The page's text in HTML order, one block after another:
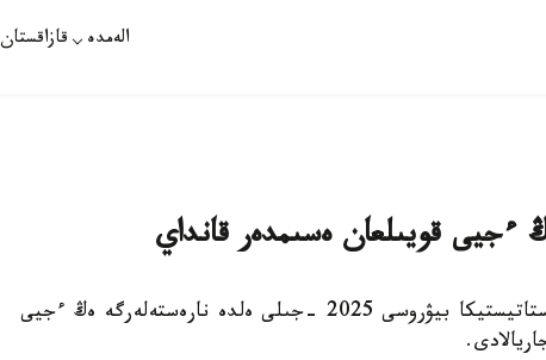
الەمدە قازاقستان
ءجيى قويىلعان ەسىمدەر قانداي
استانا. KAZINFORM - ۇلتتىق ستاتيستيكا بيۋروسى 2025 -جىلى ەلدە نارەستەلەرگە ەڭ ءجيى